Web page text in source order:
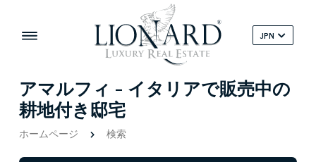
JPN
アマルフィ - イタリアで販売中の
耕地付き邸宅
ホームページ 検索